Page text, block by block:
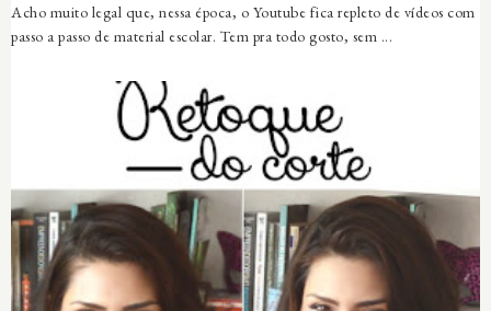
Acho muito legal que, nessa época, o Youtube fica repleto de vídeos com
passo a passo de material escolar. Tem pra todo gosto, sem ...